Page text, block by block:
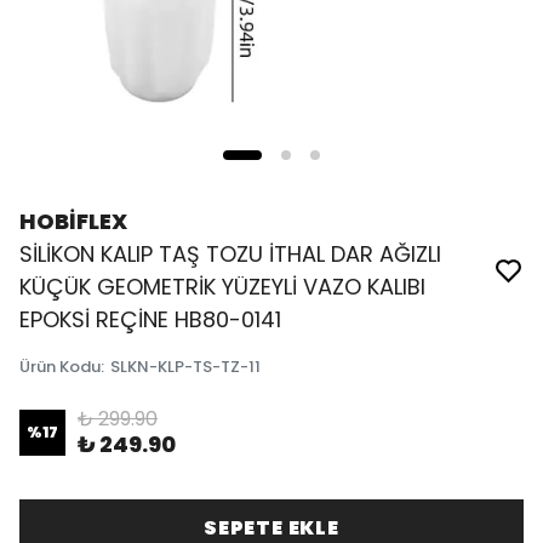
HOBİFLEX
SİLİKON KALIP TAŞ TOZU İTHAL DAR AĞIZLI
KÜÇÜK GEOMETRİK YÜZEYLİ VAZO KALIBI
EPOKSİ REÇİNE HB80-0141
Ürün Kodu: SLKN-KLP-TS-TZ-11
%17 ₺ 299.90
₺ 249.90
SEPETE EKLE